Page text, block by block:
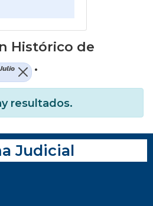
Histórico de
.
resultados.
Judicial